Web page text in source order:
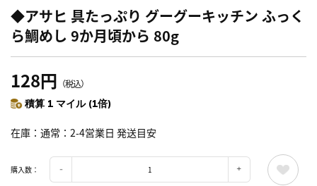
◆アサヒ 具たっぷり グーグーキッチン ふっく
ら鯛めし 9か月頃から 80g
128円 （税込）
積算 1 マイル (1倍)
在庫 通常：2-4営業日 発送目安
購入数：